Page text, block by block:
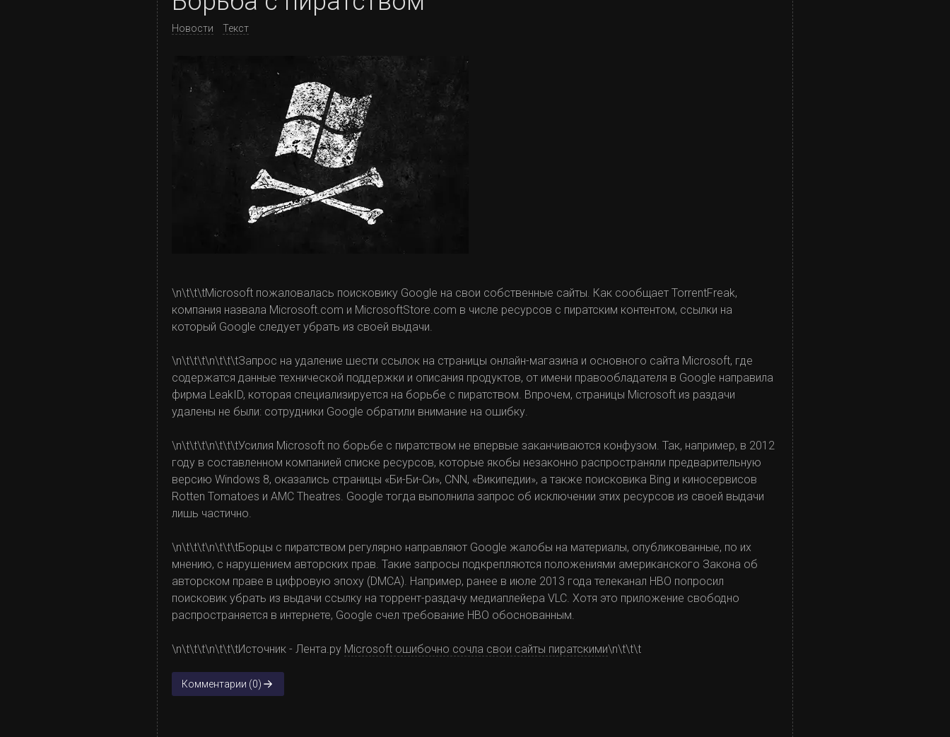
Новости Текст
\n\t\t\tMicrosoft пожаловалась поисковику Google на свои собственные сайты. Как сообщает TorrentFreak,
компания назвала Microsoft.com и MicrosoftStore.com в числе ресурсов с пиратским контентом, ссылки на
который Google следует убрать из своей выдачи.
\n\t\t\t\n\t\t\tЗапрос на удаление шести ссылок на страницы онлайн-магазина и основного сайта Microsoft, где
содержатся данные технической поддержки и описания продуктов, от имени правообладателя в Google направила
фирма LeakID, которая специализируется на борьбе с пиратством. Впрочем, страницы Microsoft из раздачи
удалены не были: сотрудники Google обратили внимание на ошибку.
\n\t\t\t\n\t\t\tУсилия Microsoft по борьбе с пиратством не впервые заканчиваются конфузом. Так, например, в 2012
году в составленном компанией списке ресурсов, которые якобы незаконно распространяли предварительную
версию Windows 8, оказались страницы «Би-Би-Си», CNN, «Википедии», а также поисковика Bing и киносервисов
Rotten Tomatoes и AMC Theatres. Google тогда выполнила запрос об исключении этих ресурсов из своей выдачи
лишь частично.
\n\t\t\t\n\t\t\tБорцы с пиратством регулярно направляют Google жалобы на материалы, опубликованные, по их
мнению, с нарушением авторских прав. Такие запросы подкрепляются положениями американского Закона об
авторском праве в цифровую эпоху (DMCA). Например, ранее в июле 2013 года телеканал HBO попросил
поисковик убрать из выдачи ссылку на торрент-раздачу медиаплейера VLC. Хотя это приложение свободно
распространяется в интернете, Google счел требование HBO обоснованным.
\n\t\t\t\n\t\t\tИсточник - Лента.ру Microsoft ошибочно сочла свои сайты пиратскими\n\t\t\t
Комментарии (0)